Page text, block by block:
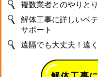
複数業者とのやりと
解体工事に詳しいベ
サポート
遠隔でも大丈夫！遠